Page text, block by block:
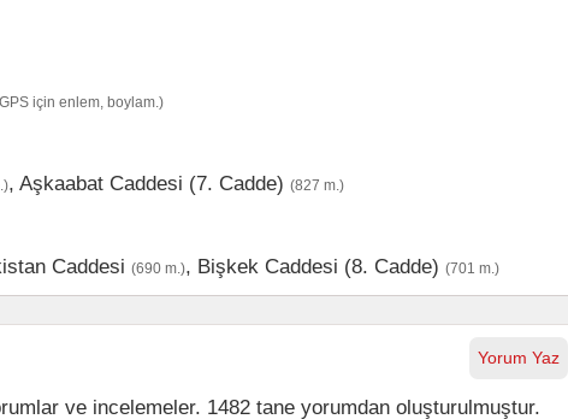
için enlem, boylam.)
, Aşkaabat Caddesi (7. Cadde) (827 m.)
Caddesi (690 m.), Bişkek Caddesi (8. Cadde) (701 m.)
Yorum Yaz
ve incelemeler. 1482 tane yorumdan oluşturulmuştur.